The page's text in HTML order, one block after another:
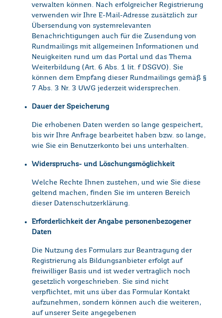
verwalten können. Nach erfolgreicher Registrierung
verwenden wir Ihre E-Mail-Adresse zusätzlich zur
Übersendung von systemrelevanten
Benachrichtigungen auch für die Zusendung von
Rundmailings mit allgemeinen Informationen und
Neuigkeiten rund um das Portal und das Thema
Weiterbildung (Art. 6 Abs. 1 lit. f DSGVO). Sie
können dem Empfang dieser Rundmailings gemäß §
7 Abs. 3 Nr. 3 UWG jederzeit widersprechen.
Dauer der Speicherung
Die erhobenen Daten werden so lange gespeichert,
bis wir Ihre Anfrage bearbeitet haben bzw. so lange,
wie Sie ein Benutzerkonto bei uns unterhalten.
Widerspruchs- und Löschungsmöglichkeit
Welche Rechte Ihnen zustehen, und wie Sie diese
geltend machen, finden Sie im unteren Bereich
dieser Datenschutzerklärung.
Erforderlichkeit der Angabe personenbezogener
Daten
Die Nutzung des Formulars zur Beantragung der
Registrierung als Bildungsanbieter erfolgt auf
freiwilliger Basis und ist weder vertraglich noch
gesetzlich vorgeschrieben. Sie sind nicht
verpflichtet, mit uns über das Formular Kontakt
aufzunehmen, sondern können auch die weiteren,
auf unserer Seite angegebenen